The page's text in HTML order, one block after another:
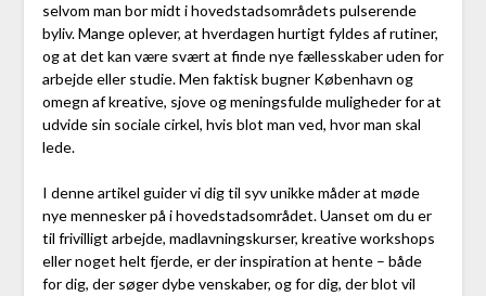
selvom man bor midt i hovedstadsområdets pulserende
byliv. Mange oplever, at hverdagen hurtigt fyldes af rutiner,
og at det kan være svært at finde nye fællesskaber uden for
arbejde eller studie. Men faktisk bugner København og
omegn af kreative, sjove og meningsfulde muligheder for at
udvide sin sociale cirkel, hvis blot man ved, hvor man skal
lede.
I denne artikel guider vi dig til syv unikke måder at møde
nye mennesker på i hovedstadsområdet. Uanset om du er
til frivilligt arbejde, madlavningskurser, kreative workshops
eller noget helt fjerde, er der inspiration at hente – både
for dig, der søger dybe venskaber, og for dig, der blot vil